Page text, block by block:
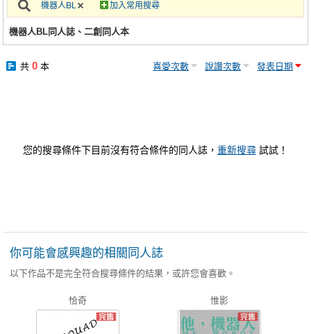
註冊會員
機器人BL 加入常用搜尋
機器人BL同人誌、二創同人本
共 0本 喜愛次數 說讚次數 發表日期
您的搜尋條件下目前沒有符合條件的同人誌， 重新搜尋 試試！
你可能會感興趣的相關同人誌
以下作品不是完全符合搜尋條件的結果，或許您會喜歡。
恰奇 惟影